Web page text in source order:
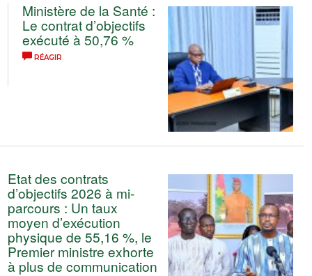
Ministère de la Santé :
Le contrat d’objectifs
exécuté à 50,76 %
RÉAGIR
Etat des contrats
d’objectifs 2026 à mi-
parcours : Un taux
moyen d’exécution
physique de 55,16 %, le
Premier ministre exhorte
à plus de communication